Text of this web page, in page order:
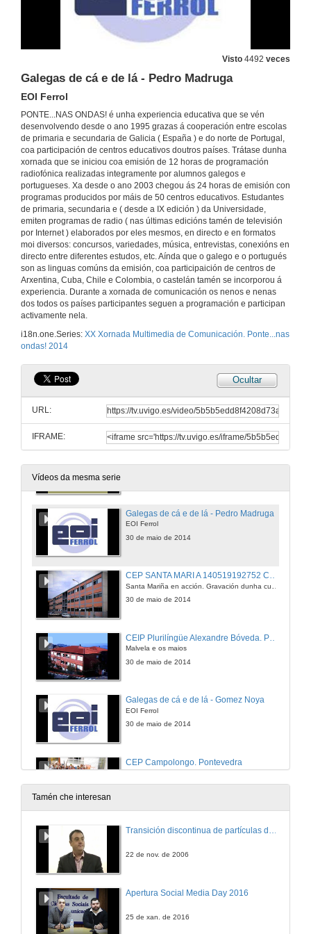
Visto 4492 veces
Galegas de cá e de lá - Pedro Madruga
EOI Ferrol
PONTE...NAS ONDAS! é unha experiencia educativa que se vén
desenvolvendo desde o ano 1995 grazas á cooperación entre escolas
de primaria e secundaria de Galicia ( España ) e do norte de Portugal,
coa participación de centros educativos doutros países. Trátase dunha
xornada que se iniciou coa emisión de 12 horas de programación
radiofónica realizadas integramente por alumnos galegos e
portugueses. Xa desde o ano 2003 chegou ás 24 horas de emisión con
programas producidos por máis de 50 centros educativos. Estudantes
de primaria, secundaria e ( desde a IX edición ) da Universidade,
emiten programas de radio ( nas últimas edicións tamén de televisión
por Internet ) elaborados por eles mesmos, en directo e en formatos
moi diversos: concursos, variedades, música, entrevistas, conexións en
directo entre diferentes estudos, etc. Aínda que o galego e o portugués
son as linguas comúns da emisión, coa participaición de centros de
Arxentina, Cuba, Chile e Colombia, o castelán tamén se incorporou á
experiencia. Durante a xornada de comunicación os nenos e nenas
dos todos os países participantes seguen a programación e participan
activamente nela.
i18n.one.Series: XX Xornada Multimedia de Comunicación. Ponte...nas
ondas! 2014
Ocultar
URL:
IFRAME:
Vídeos da mesma serie
Escola Municipal Francisca Leite. Brasil
Mãos que fazem - O artesanato de Boa Vista
30 de maio de 2014
A Boa Onda - Fuxan os ventos
Galegas de cá e de lá - Ondajki
EOI Ferrol
30 de maio de 2014
Escola nº1 - Santo Amaro - Chaves
30 de maio de 2014
CEIP Caldelas. Tui
As prantas medicinais
30 de maio de 2014
Experiência em participação na 10ª Edição do Ponte nas Ondas
A Boa Onda - Manu Chao
EOI Ferrol
30 de maio de 2014
Centro de Estudos Galegos (Universidade do Minho)
Galegas de cá e de lá - Pedro Madruga
EOI Ferrol
30 de maio de 2014
CEP SANTA MARI A 140519192752 Curtametraxe PNO audio OK.mp4
30 de maio de 2014
Malvela e os maios
30 de maio de 2014
Galegas de cá e de lá - Gomez Noya
EOI Ferrol
30 de maio de 2014
CEP Campolongo. Pontevedra
O carro galego
30 de maio de 2014
CEIP Porto Cabeiro. Redondela
O patrimonio inmaterial e a historia
EOI Ferrol
Tamén che interesan
Transición discontinua de partículas de microgel termosensible
22 de nov. de 2006
Apertura Social Media Day 2016
25 de xan. de 2016